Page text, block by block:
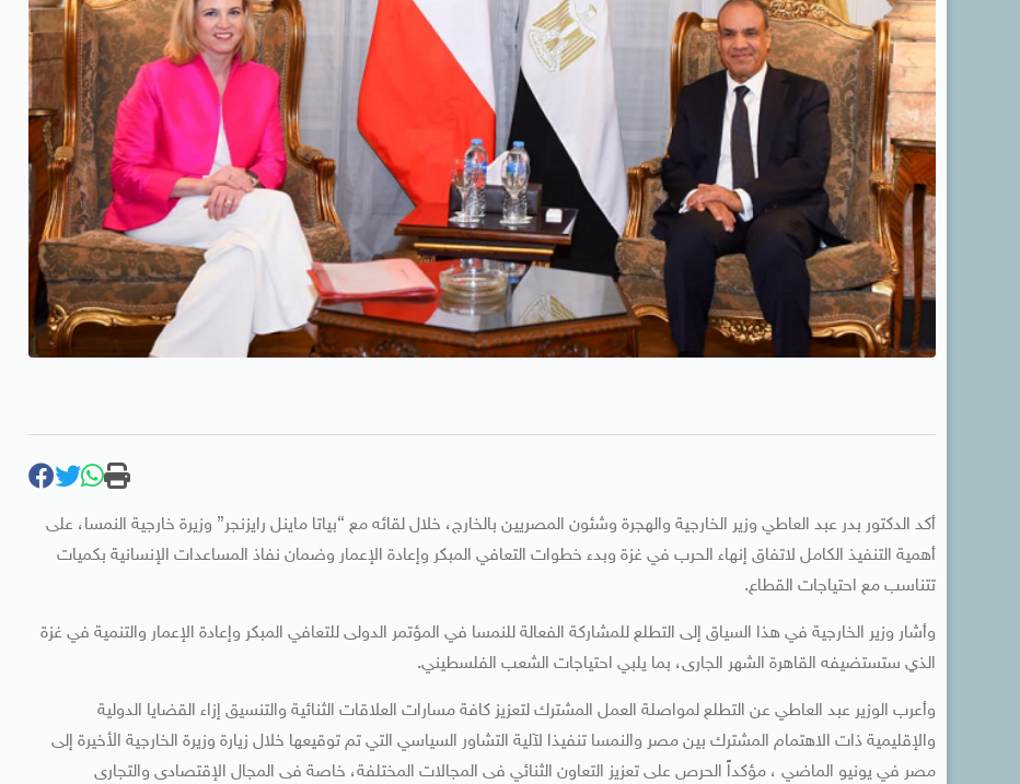
أكد الدكتور بدر عبد العاطي وزير الخارجية والهجرة وشئون المصريين بالخارج، خلال لقائه مع “بياتا ماينل رايزنجر” وزيرة خارجية النمسا، على
أهمية التنفيذ الكامل لاتفاق إنهاء الحرب في غزة وبدء خطوات التعافي المبكر وإعادة الإعمار وضمان نفاذ المساعدات الإنسانية بكميات
تتناسب مع احتياجات القطاع.
وأشار وزير الخارجية في هذا السياق إلى التطلع للمشاركة الفعالة للنمسا في المؤتمر الدولى للتعافي المبكر وإعادة الإعمار والتنمية في غزة
الذي ستستضيفه القاهرة الشهر الجارى، بما يلبي احتياجات الشعب الفلسطيني.
وأعرب الوزير عبد العاطي عن التطلع لمواصلة العمل المشترك لتعزيز كافة مسارات العلاقات الثنائية والتنسيق إزاء القضايا الدولية
والإقليمية ذات الاهتمام المشترك بين مصر والنمسا تنفيذا لآلية التشاور السياسي التي تم توقيعها خلال زيارة وزيرة الخارجية الأخيرة إلى
مصر في يونيو الماضي ، مؤكداً الحرص على تعزيز التعاون الثنائي فى المجالات المختلفة، خاصة فى المجال الإقتصادى والتجارى